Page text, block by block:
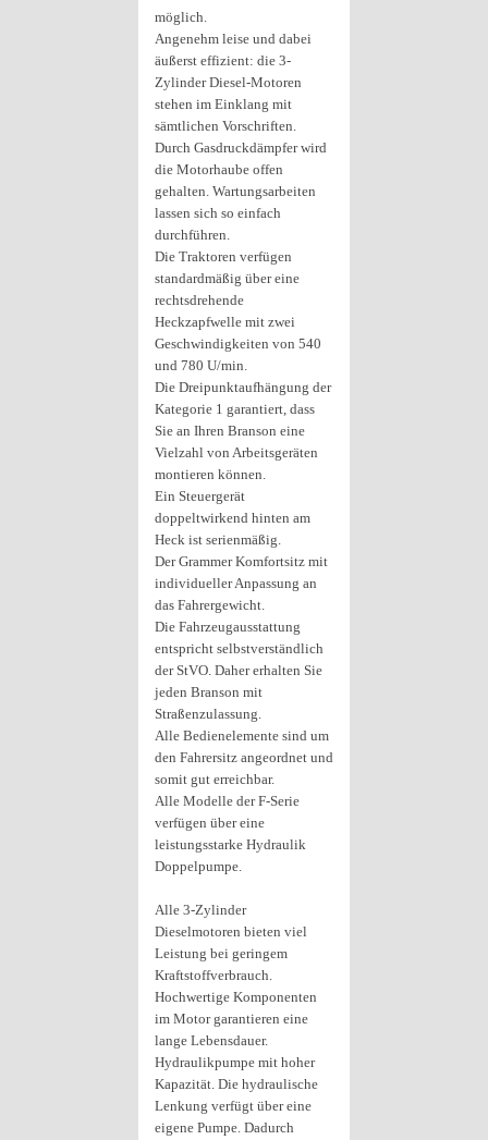
möglich.
Angenehm leise und dabei
äußerst effizient: die 3-
Zylinder Diesel-Motoren
stehen im Einklang mit
sämtlichen Vorschriften.
Durch Gasdruckdämpfer wird
die Motorhaube offen
gehalten. Wartungsarbeiten
lassen sich so einfach
durchführen.
Die Traktoren verfügen
standardmäßig über eine
rechtsdrehende
Heckzapfwelle mit zwei
Geschwindigkeiten von 540
und 780 U/min.
Die Dreipunktaufhängung der
Kategorie 1 garantiert, dass
Sie an Ihren Branson eine
Vielzahl von Arbeitsgeräten
montieren können.
Ein Steuergerät
doppeltwirkend hinten am
Heck ist serienmäßig.
Der Grammer Komfortsitz mit
individueller Anpassung an
das Fahrergewicht.
Die Fahrzeugausstattung
entspricht selbstverständlich
der StVO. Daher erhalten Sie
jeden Branson mit
Straßenzulassung.
Alle Bedienelemente sind um
den Fahrersitz angeordnet und
somit gut erreichbar.
Alle Modelle der F-Serie
verfügen über eine
leistungsstarke Hydraulik
Doppelpumpe.
Alle 3-Zylinder
Dieselmotoren bieten viel
Leistung bei geringem
Kraftstoffverbrauch.
Hochwertige Komponenten
im Motor garantieren eine
lange Lebensdauer.
Hydraulikpumpe mit hoher
Kapazität. Die hydraulische
Lenkung verfügt über eine
eigene Pumpe. Dadurch